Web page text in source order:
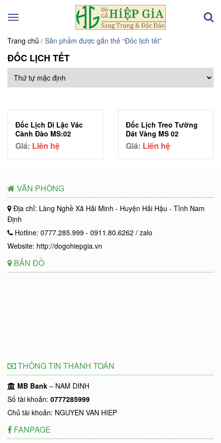
Toggle
Trang chủ / Sản phẩm được gắn thẻ “Đốc lịch tết”
ĐỐC LỊCH TẾT
Đốc Lịch Di Lặc Vác
Cành Đào MS:02
Giá: Liên hệ
Đốc Lịch Treo Tường
Dát Vàng MS 02
Giá: Liên hệ
VĂN PHÒNG
Địa chỉ: Làng Nghề Xã Hải Minh - Huyện Hải Hậu - Tỉnh Nam
Định
Hotline: 0777.285.999 - 0911.80.6262 / zalo
Website: http://dogohiepgia.vn
BẢN ĐỒ
THÔNG TIN THANH TOÁN
MB Bank – NAM DINH
Số tài khoản: 0777285999
Chủ tài khoản: NGUYEN VAN HIEP
FANPAGE